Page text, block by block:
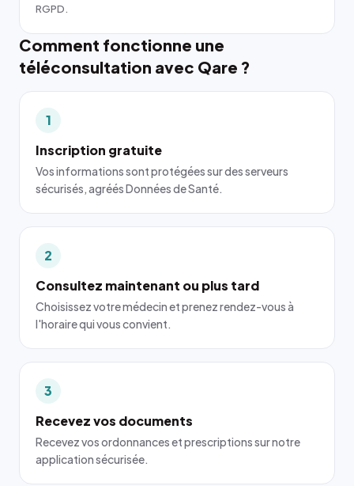
RGPD.
Comment fonctionne une
téléconsultation avec Qare ?
1
Inscription gratuite
Vos informations sont protégées sur des serveurs
sécurisés, agréés Données de Santé.
2
Consultez maintenant ou plus tard
Choisissez votre médecin et prenez rendez-vous à
l'horaire qui vous convient.
3
Recevez vos documents
Recevez vos ordonnances et prescriptions sur notre
application sécurisée.